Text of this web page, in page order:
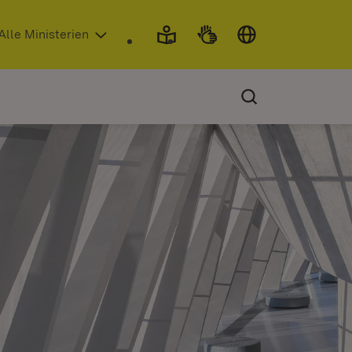
neuem Fenster)
Ministerien